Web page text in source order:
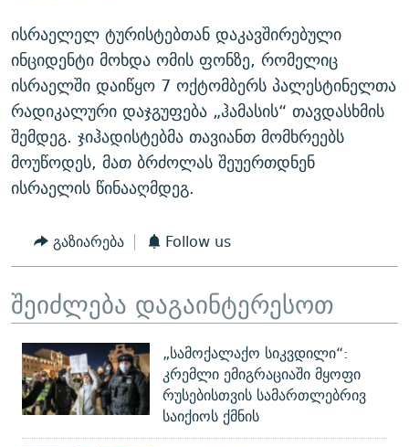
ისრაელელ ტურისტებთან დაკავშირებული
ინციდენტი მოხდა ომის ფონზე, რომელიც
ისრაელში დაიწყო 7 ოქტომბერს პალესტინელთა
რადიკალური დაჯგუფება „ჰამასის“ თავდასხმის
შემდეგ. ჯიჰადისტებმა თავიანთ მომხრეებს
მოუწოდეს, მათ ბრძოლას შეუერთდნენ
ისრაელის წინააღმდეგ.
გაზიარება Follow us
შეიძლება დაგაინტერესოთ
„სამოქალაქო სიკვდილი“:
კრემლი ემიგრაციაში მყოფი
რუსებისთვის სამართლებრივ
საიქიოს ქმნის